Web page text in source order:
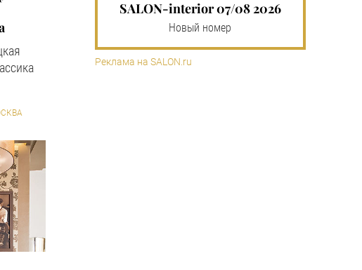
SALON-interior 07/08 2026
Новый номер
Реклама на SALON.ru